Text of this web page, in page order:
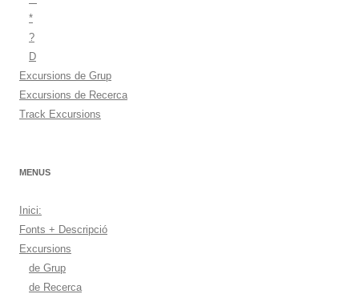
*
?
D
Excursions de Grup
Excursions de Recerca
Track Excursions
MENUS
Inici:
Fonts + Descripció
Excursions
de Grup
de Recerca